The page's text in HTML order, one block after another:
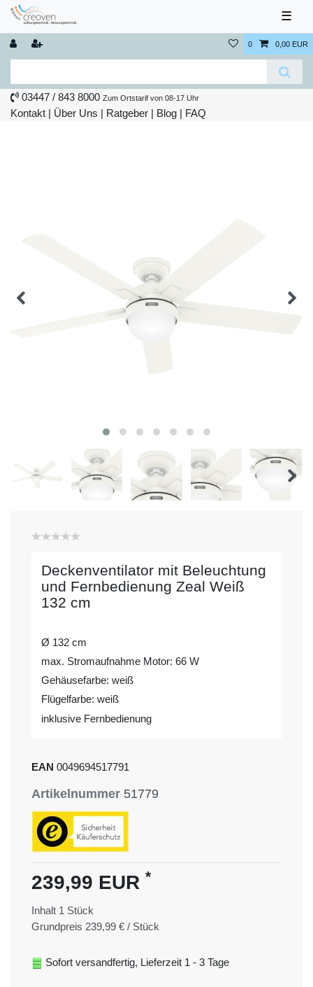
☰
0 0,00 EUR
03447 / 843 8000 Zum Ortstarif von 08-17 Uhr
Kontakt | Über Uns | Ratgeber | Blog | FAQ
Deckenventilator mit Beleuchtung
und Fernbedienung Zeal Weiß
132 cm
Ø 132 cm
max. Stromaufnahme Motor: 66 W
Gehäusefarbe: weiß
Flügelfarbe: weiß
inklusive Fernbedienung
EAN 0049694517791
Artikelnummer 51779
239,99 EUR *
Inhalt 1 Stück
Grundpreis 239,99 € / Stück
Sofort versandfertig, Lieferzeit 1 - 3 Tage